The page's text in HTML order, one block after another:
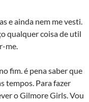
e ainda nem me vesti.
qualquer coisa de util
me.
fim. é pena saber que
tempos. Para fazer
o Gilmore Girls. Vou